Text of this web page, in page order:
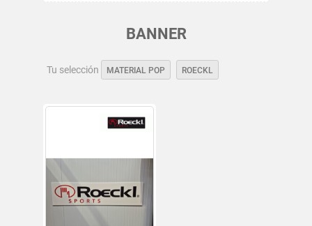
BANNER
Tu selección MATERIAL POP ROECKL